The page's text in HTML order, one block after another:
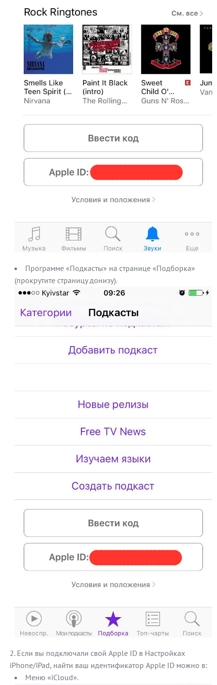
Программе «Подкасты» на странице «Подборка»
(прокрутите страницу донизу).
Если вы подключали свой Apple ID в Настройках
iPhone/iPad, найти ваш идентификатор Apple ID можно в:
Меню «iCloud».